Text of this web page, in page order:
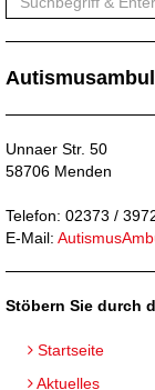
Unnaer Str. 50
58706 Menden
Telefon: 02373 /
E-Mail:
Stöbern Sie durch
Startseite
Aktuelles